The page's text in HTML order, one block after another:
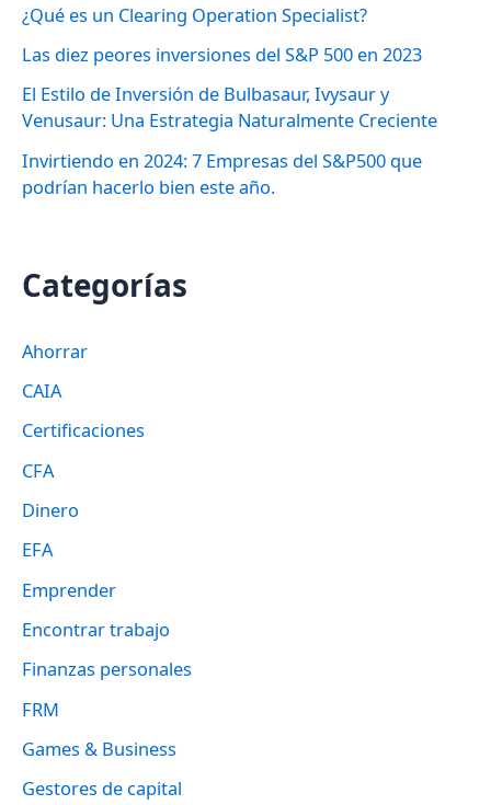
r
:
¿Qué es un Clearing Operation Specialist?
Las diez peores inversiones del S&P 500 en 2023
El Estilo de Inversión de Bulbasaur, Ivysaur y
Venusaur: Una Estrategia Naturalmente Creciente
Invirtiendo en 2024: 7 Empresas del S&P500 que
podrían hacerlo bien este año.
Categorías
Ahorrar
CAIA
Certificaciones
CFA
Dinero
EFA
Emprender
Encontrar trabajo
Finanzas personales
FRM
Games & Business
Gestores de capital